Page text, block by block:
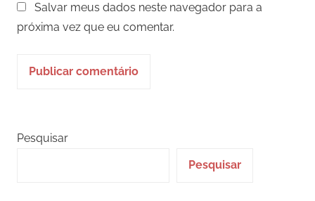
Salvar meus dados neste navegador para a
próxima vez que eu comentar.
Pesquisar
Pesquisar